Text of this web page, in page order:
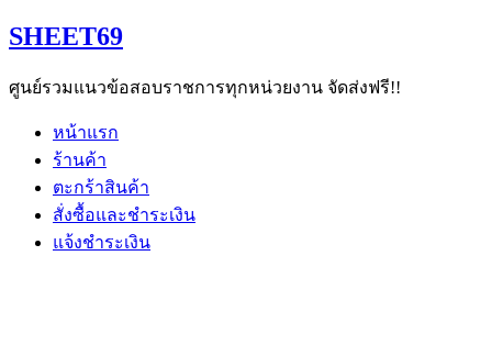
Skip
to
SHEET69
ศูนย์รวมแนวข้อสอบราชการทุกหน่วยงาน จัดส่งฟรี!!
หน้าแรก
ร้านค้า
ตะกร้าสินค้า
สั่งซื้อและชำระเงิน
แจ้งชำระเงิน